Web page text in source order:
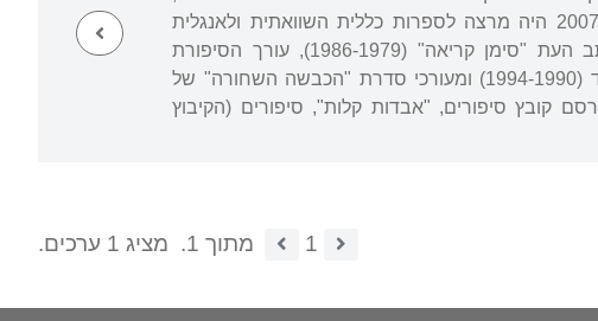
ארצות הברית (1975, עבודת דוקטור על הנרי ג'יימס בהדרכת פול דה מאן). עד 2007 היה מרצה לספרות כללית השוואתית ולאנגלית
באוניברסיטה העברית וכיהן כראש החוג כמה פעמים. היה עורך המשנה של כתב העת "סימן קריאה" (1986-1979), עורך הסיפורת
המתורגמת בהוצאת כתר (1988-1985), מעורכי "הסדרה הלבנה" בהוצאת עם עובד (1994-1990) ומעורכי סדרת "הכבשה השחורה" של
של עם עובד. פירסם קובץ סיפורים, "אבדות קלות", סיפורים (הקיבוץ
1 מתוך 1. מציג 1 ערכים.